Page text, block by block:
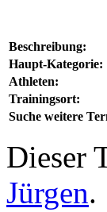
Beschreibung:
Haupt-Kategorie:
Athleten:
Trainingsort:
Suche weitere
Dieser
Jürgen.